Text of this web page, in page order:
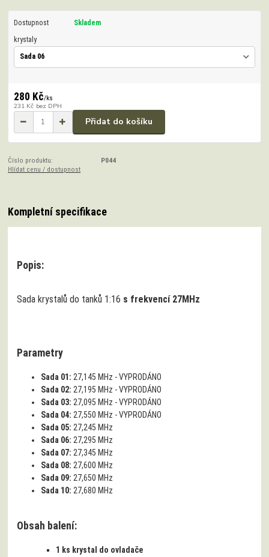
Dostupnost Skladem
krystaly
280 Kč/ks
231 Kč bez DPH
Přidat do košíku
Číslo produktu:
P044
Hlídat cenu / dostupnost
Kompletní specifikace
Popis:
Sada krystalů do tanků 1:16 s frekvencí 27MHz
Parametry
Sada 01: 27,145 MHz - VYPRODÁNO
Sada 02: 27,195 MHz - VYPRODÁNO
Sada 03: 27,095 MHz - VYPRODÁNO
Sada 04: 27,550 MHz - VYPRODÁNO
Sada 05: 27,245 MHz
Sada 06: 27,295 MHz
Sada 07: 27,345 MHz
Sada 08: 27,600 MHz
Sada 09: 27,650 MHz
Sada 10: 27,680 MHz
Obsah balení:
1 ks krystal do ovladače